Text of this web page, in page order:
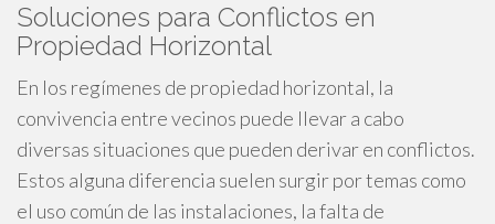
Soluciones para Conflictos en
Propiedad Horizontal
En los regímenes de propiedad horizontal, la
convivencia entre vecinos puede llevar a cabo
diversas situaciones que pueden derivar en conflictos.
Estos alguna diferencia suelen surgir por temas como
el uso común de las instalaciones, la falta de